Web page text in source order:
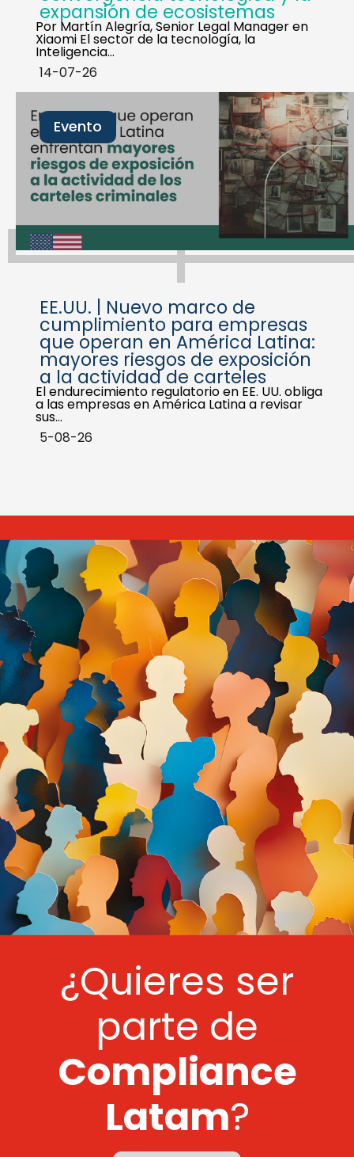
expansión de ecosistemas
14-07-26
Por Martín Alegría, Senior Legal Manager en
Xiaomi El sector de la tecnología, la
Inteligencia…
Evento
EE.UU. | Nuevo marco de
cumplimiento para empresas
que operan en América Latina:
mayores riesgos de exposición
a la actividad de carteles
5-08-26
El endurecimiento regulatorio en EE. UU. obliga
a las empresas en América Latina a revisar
sus…
¿Quieres ser
parte de
Compliance
Latam?